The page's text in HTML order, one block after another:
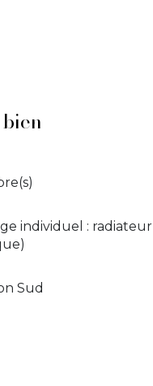
individuel : radiateur
Sud